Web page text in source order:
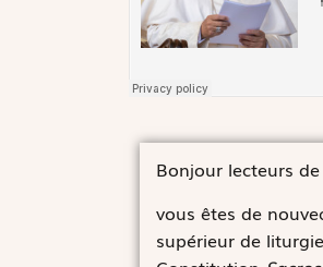
Bonjour lecteurs de
vous êtes de
supérieur de